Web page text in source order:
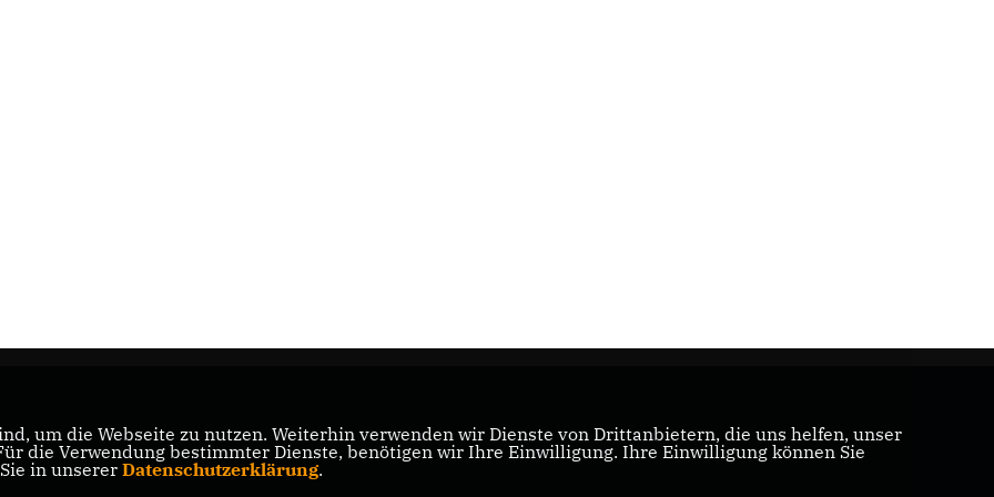
um die Webseite zu nutzen. Weiterhin verwenden wir Dienste von Drittanbietern, die uns helfen, unser
die Verwendung bestimmter Dienste, benötigen wir Ihre Einwilligung. Ihre Einwilligung können Sie
in unserer Datenschutzerklärung.